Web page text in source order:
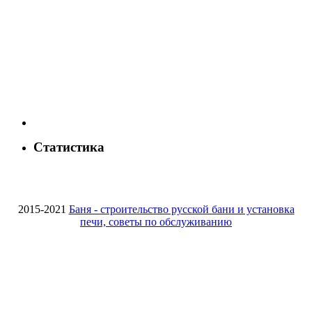
Статистика
2015-2021 Баня - строительство русской бани и установка
печи, советы по обслуживанию